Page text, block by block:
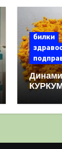
билки